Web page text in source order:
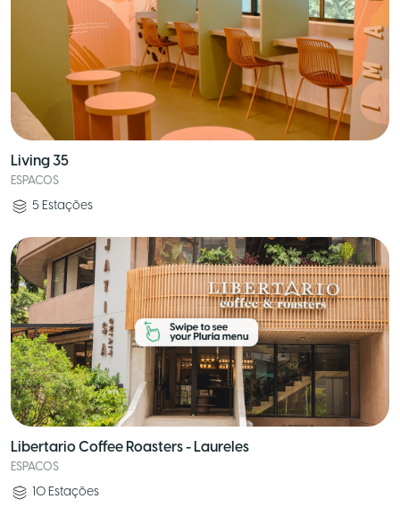
Living 35
ESPACOS
5 Estações
Libertario Coffee Roasters - Laureles
ESPACOS
10 Estações